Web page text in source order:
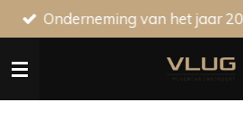
Ga
direct
naar
Onderneming van het jaar